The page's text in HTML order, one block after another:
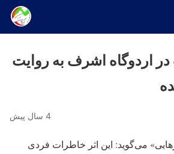
در اردوگاه اشرف به‌ روایت
4 سال پیش
می‌گوید: این اثر خاطرات فردی